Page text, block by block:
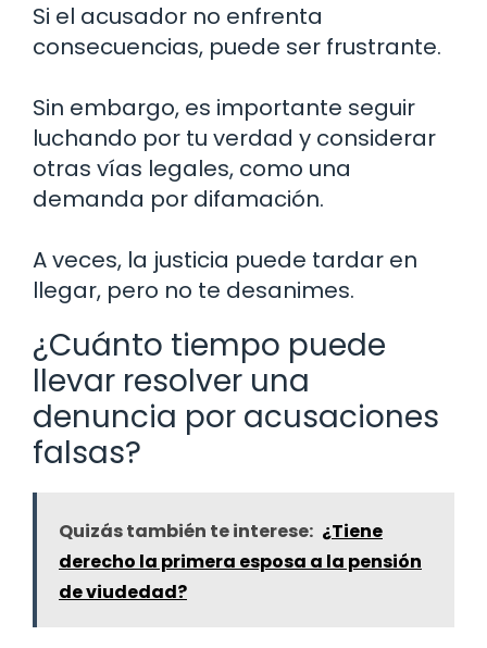
Si el acusador no enfrenta
consecuencias, puede ser frustrante.
Sin embargo, es importante seguir
luchando por tu verdad y considerar
otras vías legales, como una
demanda por difamación.
A veces, la justicia puede tardar en
llegar, pero no te desanimes.
¿Cuánto tiempo puede
llevar resolver una
denuncia por acusaciones
falsas?
Quizás también te interese: ¿Tiene
derecho la primera esposa a la pensión
de viudedad?